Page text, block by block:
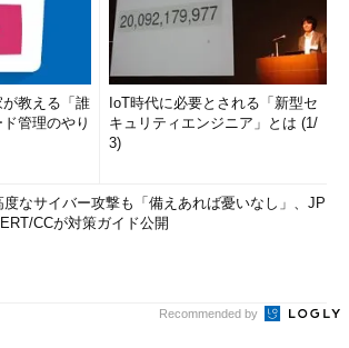
教える「誰
管理のやり
IoT時代に必要とされる「新型セ
キュリティエンジニア」とは (1/
3)
度なサイバー攻撃も「備えあれば憂いなし」、JP
CCが対策ガイド公開
Recommended by